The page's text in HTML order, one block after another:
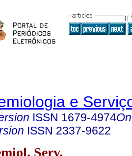
e
ISSN 1679-4974
ISSN 2337-9622
Serv.